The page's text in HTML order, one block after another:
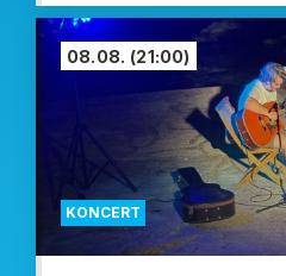
KONCERT
08.08. (21:00)